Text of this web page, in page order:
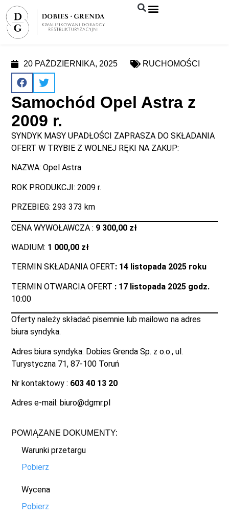
20 PAŹDZIERNIKA, 2025 RUCHOMOŚCI
Samochód Opel Astra z
2009 r.
SYNDYK MASY UPADŁOŚCI ZAPRASZA DO SKŁADANIA
OFERT W TRYBIE Z WOLNEJ RĘKI NA ZAKUP:
NAZWA: Opel Astra
ROK PRODUKCJI: 2009 r.
PRZEBIEG: 293 373 km
CENA WYWOŁAWCZA : 9 300,00 zł
WADIUM: 1 000,00 zł
TERMIN SKŁADANIA OFERT: 14 listopada 2025 roku
TERMIN OTWARCIA OFERT : 17 listopada 2025 godz.
10:00
Oferty należy składać pisemnie lub mailowo na adres
biura syndyka.
Adres biura syndyka: Dobies Grenda Sp. z o.o., ul.
Turystyczna 71, 87-100 Toruń
Nr kontaktowy : 603 40 13 20
Adres e-mail: biuro@dgmr.pl
POWIĄZANE DOKUMENTY:
Warunki przetargu
Pobierz
Wycena
Pobierz